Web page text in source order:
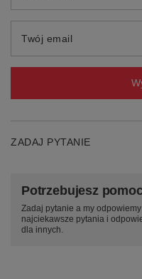
Twój email
ZADAJ PYTANIE
Potrzebujesz
Zadaj pytanie a my odpowiemy
najciekawsze pytania i
dla innych.